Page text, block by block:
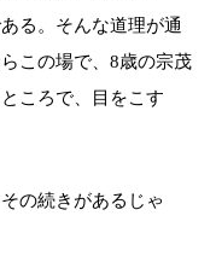
る。そんな道理が通
この場で、8歳の宗茂
ころで、目をこす
の続きがあるじゃ